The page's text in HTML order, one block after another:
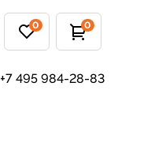
0 0
+7 495 984-28-83